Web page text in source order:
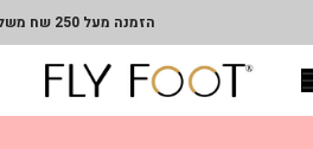
הזמנה מעל 250 שח משלוח חינם.